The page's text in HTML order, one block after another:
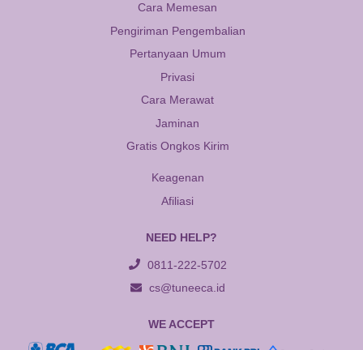
Cara Memesan
Pengiriman Pengembalian
Pertanyaan Umum
Privasi
Cara Merawat
Jaminan
Gratis Ongkos Kirim
Keagenan
Afiliasi
NEED HELP?
0811-222-5702
cs@tuneeca.id
WE ACCEPT